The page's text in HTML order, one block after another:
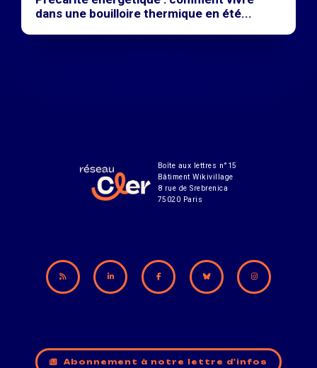
dans une bouilloire thermique en été...
Boîte aux lettres n°15
Bâtiment Wikivillage
8 rue de Srebrenica
75020 Paris
Abonnement à notre lettre d'infos